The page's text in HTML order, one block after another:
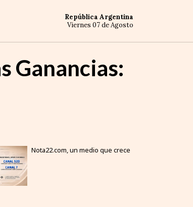
República Argentina
Viernes 07 de Agosto
Ganancias:
Nota22.com, un medio que crece